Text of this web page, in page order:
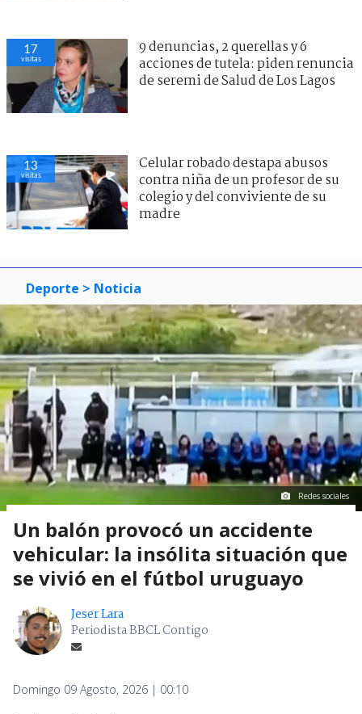
17
visitas
9 denuncias, 2 querellas y 6
acciones de tutela: piden renuncia
de seremi de Salud de Los Lagos
13
visitas
Celular robado destapa abusos
contra niña de un profesor de su
colegio y del conviviente de su
madre
Deporte > Noticia
Redes sociales
Un balón provocó un accidente
vehicular: la insólita situación que
se vivió en el fútbol uruguayo
Jeser Lara
Periodista BBCL Contigo
Domingo 09 Agosto, 2026 | 00:10